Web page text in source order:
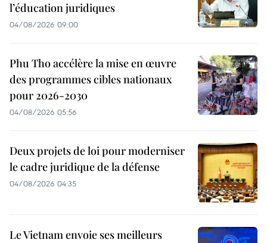
l’éducation juridiques
04/08/2026 09:00
Phu Tho accélère la mise en œuvre
des programmes cibles nationaux
pour 2026-2030
04/08/2026 05:56
Deux projets de loi pour moderniser
le cadre juridique de la défense
04/08/2026 04:35
Le Vietnam envoie ses meilleurs